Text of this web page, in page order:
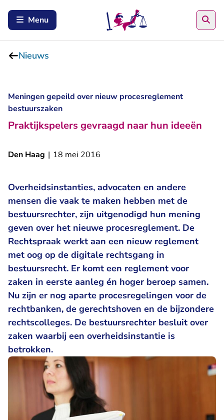
Menu
Nieuws
Meningen gepeild over nieuw procesreglement
bestuurszaken
Praktijkspelers gevraagd naar hun ideeën
Den Haag | 18 mei 2016
Overheidsinstanties, advocaten en andere
mensen die vaak te maken hebben met de
bestuursrechter, zijn uitgenodigd hun mening
geven over het nieuwe procesreglement. De
Rechtspraak werkt aan een nieuw reglement
met oog op de digitale rechtsgang in
bestuursrecht. Er komt een reglement voor
zaken in eerste aanleg én hoger beroep samen.
Nu zijn er nog aparte procesregelingen voor de
rechtbanken, de gerechtshoven en de bijzondere
rechtscolleges. De bestuursrechter besluit over
zaken waarbij een overheidsinstantie is
betrokken.